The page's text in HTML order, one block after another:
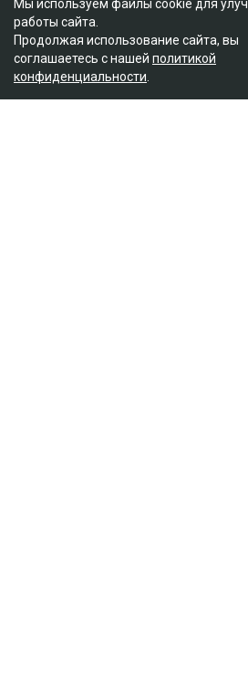
Мы используем файлы cookie для
работы сайта.
Продолжая использование сайта, вы
соглашаетесь с нашей политикой
конфиденциальности